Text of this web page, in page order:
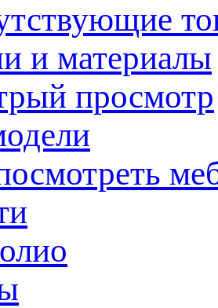
и материалы
просмотр